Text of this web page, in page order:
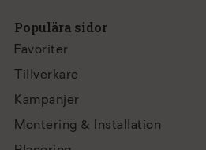
Populära sidor
Favoriter
Tillverkare
Kampanjer
Montering & Installation